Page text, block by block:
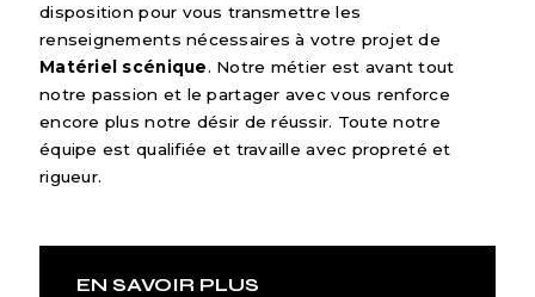
disposition pour vous transmettre les
renseignements nécessaires à votre projet de
Matériel scénique. Notre métier est avant tout
notre passion et le partager avec vous renforce
encore plus notre désir de réussir. Toute notre
équipe est qualifiée et travaille avec propreté et
rigueur.
EN SAVOIR PLUS